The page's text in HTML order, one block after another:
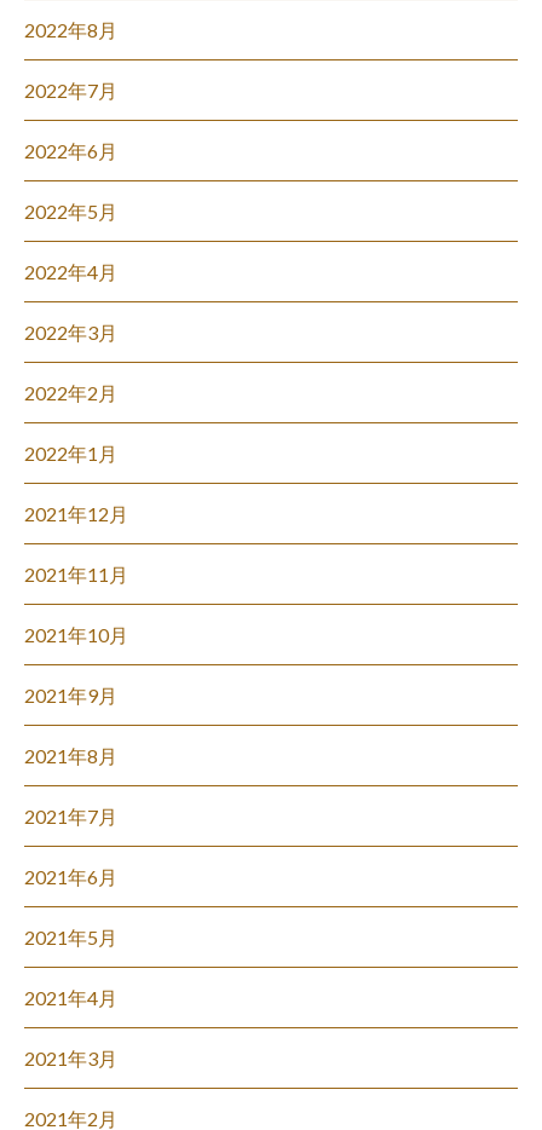
2022年8月
2022年7月
2022年6月
2022年5月
2022年4月
2022年3月
2022年2月
2022年1月
2021年12月
2021年11月
2021年10月
2021年9月
2021年8月
2021年7月
2021年6月
2021年5月
2021年4月
2021年3月
2021年2月